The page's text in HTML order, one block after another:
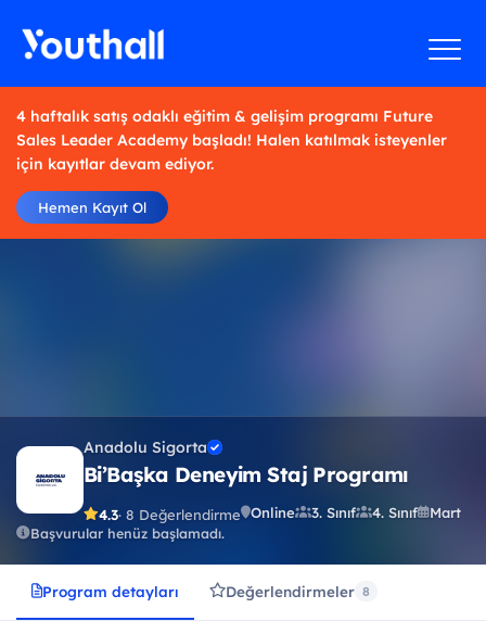
4 haftalık satış odaklı eğitim & gelişim programı Future
Sales Leader Academy başladı! Halen katılmak isteyenler
için kayıtlar devam ediyor.
Hemen Kayıt Ol
Anadolu Sigorta
Bi’Başka Deneyim Staj Programı
4.3· 8 Değerlendirme Online 3. Sınıf 4. Sınıf
Mart
Başvurular henüz başlamadı.
Program detayları Değerlendirmeler 8